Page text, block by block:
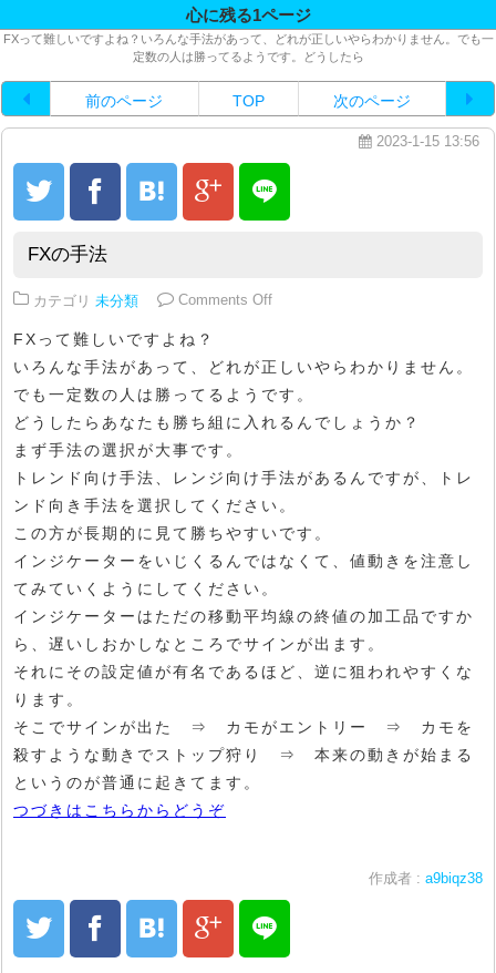
心に残る1ページ
FXって難しいですよね？いろんな手法があって、どれが正しいやらわかりません。でも一
定数の人は勝ってるようです。どうしたら
前のページ TOP 次のページ
2023-1-15 13:56
FXの手法
カテゴリ 未分類 Comments Offon FXの手法
FXって難しいですよね？
いろんな手法があって、どれが正しいやらわかりません。
でも一定数の人は勝ってるようです。
どうしたらあなたも勝ち組に入れるんでしょうか？
まず手法の選択が大事です。
トレンド向け手法、レンジ向け手法があるんですが、トレ
ンド向き手法を選択してください。
この方が長期的に見て勝ちやすいです。
インジケーターをいじくるんではなくて、値動きを注意し
てみていくようにしてください。
インジケーターはただの移動平均線の終値の加工品ですか
ら、遅いしおかしなところでサインが出ます。
それにその設定値が有名であるほど、逆に狙われやすくな
ります。
そこでサインが出た ⇒ カモがエントリー ⇒ カモを
殺すような動きでストップ狩り ⇒ 本来の動きが始まる
というのが普通に起きてます。
つづきはこちらからどうぞ
作成者 : a9biqz38